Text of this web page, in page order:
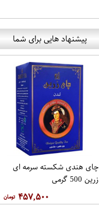
پیشنهاد هایی برای شما
چای هندی شکسته سرمه ای
زرین 500 گرمی
۴۵۷,۵۰۰